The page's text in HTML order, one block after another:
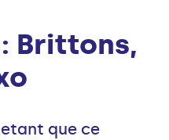
Brittons,
que ce